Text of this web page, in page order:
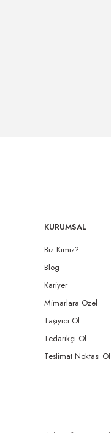
KURUMSAL
Biz Kimiz?
Blog
Kariyer
Mimarlara Özel
Taşıyıcı Ol
Tedarikçi Ol
Teslimat Noktası Ol